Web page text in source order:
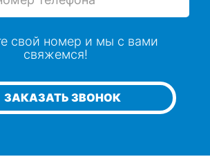
ЗАКАЗАТЬ ЗВОНОК
свой номер и мы с вами
свяжемся!